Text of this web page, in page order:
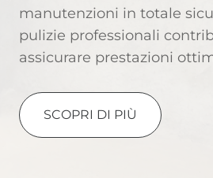
manutenzioni in totale
pulizie professionali
assicurare prestazioni
SCOPRI DI PIÙ